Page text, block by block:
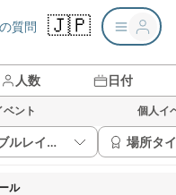
質問 🇯🇵
人数 日付
ベント 個人イ
テーブルレイアウト 場所タ
ル